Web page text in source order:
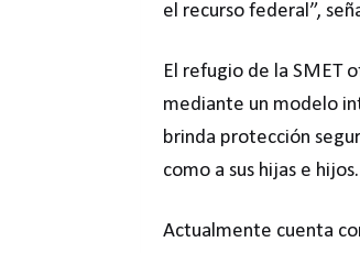
el recurso federal”,
El refugio de la SMET
mediante un modelo
brinda protección
como a sus hijas e hijos.
Actualmente cuenta